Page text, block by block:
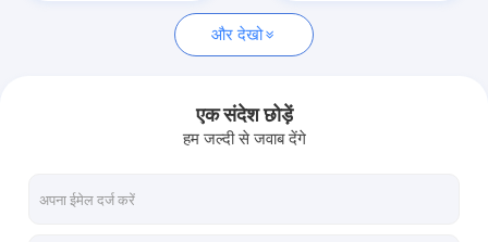
रसोई भंडारण रैक
और देखो
एक संदेश छोड़ें
हम जल्दी से जवाब देंगे